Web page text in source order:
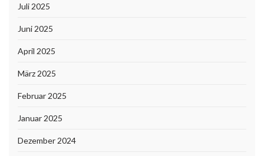
Juli 2025
Juni 2025
April 2025
März 2025
Februar 2025
Januar 2025
Dezember 2024